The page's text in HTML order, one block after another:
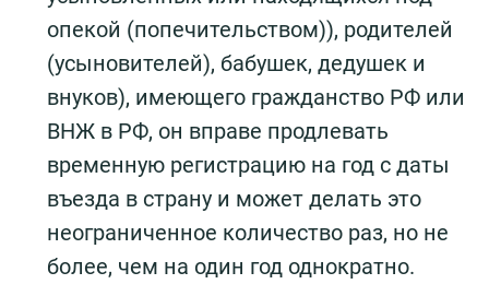
опекой (попечительством)), родителей
(усыновителей), бабушек, дедушек и
внуков), имеющего гражданство РФ или
ВНЖ в РФ, он вправе продлевать
временную регистрацию на год с даты
въезда в страну и может делать это
неограниченное количество раз, но не
более, чем на один год однократно.